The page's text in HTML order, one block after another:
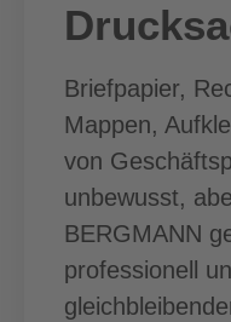
Briefpapier,
Mappen,
von
unbewusst,
BERGMANN
professionell